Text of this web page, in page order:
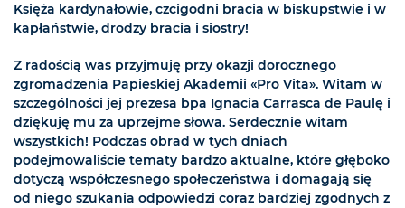
Księża kardynałowie, czcigodni bracia w biskupstwie i w
kapłaństwie, drodzy bracia i siostry!
Z radością was przyjmuję przy okazji dorocznego
zgromadzenia Papieskiej Akademii «Pro Vita». Witam w
szczególności jej prezesa bpa Ignacia Carrasca de Paulę i
dziękuję mu za uprzejme słowa. Serdecznie witam
wszystkich! Podczas obrad w tych dniach
podejmowaliście tematy bardzo aktualne, które głęboko
dotyczą współczesnego społeczeństwa i domagają się
od niego szukania odpowiedzi coraz bardziej zgodnych z